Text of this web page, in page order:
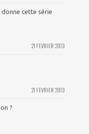
cette série
21 FEVRIER 2013
21 FEVRIER 2013
?